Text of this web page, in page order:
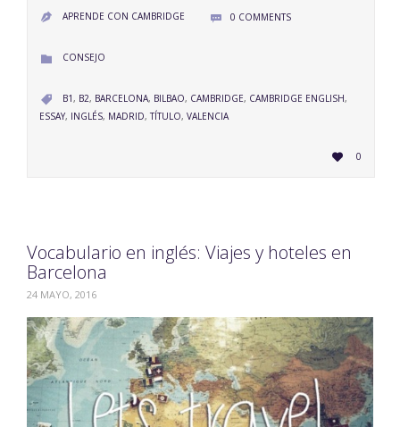
 APRENDE CON CAMBRIDGE  0 COMMENTS
 CATEGORY
CONSEJO
 CATEGORY
B1, B2, BARCELONA, BILBAO, CAMBRIDGE, CAMBRIDGE ENGLISH,
ESSAY, INGLÉS, MADRID,TÍTULO, VALENCIA
 LOVE
IT0
Vocabulario en inglés: Viajes y hoteles en
Barcelona
24 MAYO, 2016